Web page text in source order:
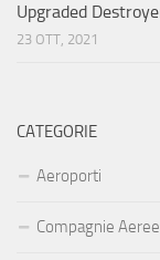
Upgraded
23 OTT, 2021
CATEGORIE
Aeroporti
Compagnie Aeree